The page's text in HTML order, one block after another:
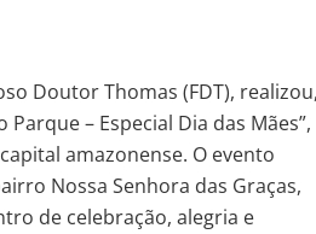
Doutor Thomas (FDT), realizou,
– Especial Dia das Mães”,
amazonense. O evento
Nossa Senhora das Graças,
de celebração, alegria e